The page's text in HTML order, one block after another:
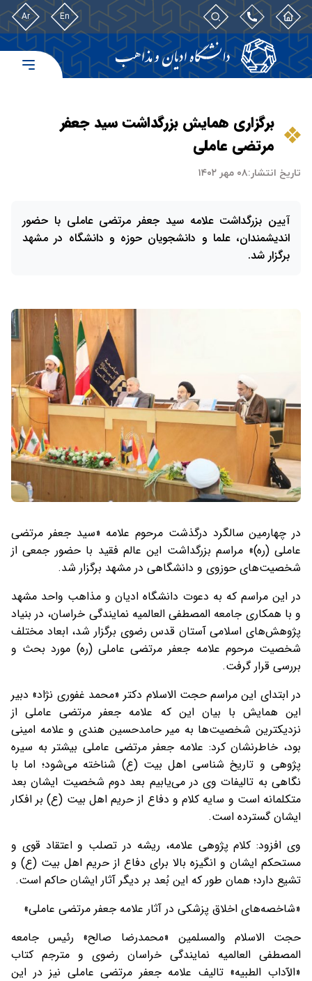
En
Ar
برگزاری همایش بزرگداشت سید جعفر
مرتضی عاملی
تاریخ انتشار:۰۸ مهر ۱۴۰۲
آیین بزرگداشت علامه سید جعفر مرتضی عاملی با حضور
اندیشمندان، علما و دانشجویان حوزه و دانشگاه در مشهد
برگزار شد.
در چهارمین سالگرد درگذشت مرحوم علامه «سید جعفر مرتضی
عاملی (ره)» مراسم بزرگداشت این عالم فقید با حضور جمعی از
شخصیت‌های حوزوی و دانشگاهی در مشهد برگزار شد.
در این مراسم که به دعوت دانشگاه ادیان و مذاهب واحد مشهد
و با همکاری جامعه المصطفی العالمیه نمایندگی خراسان، در بنیاد
پژوهش‌های اسلامی آستان قدس رضوی برگزار شد، ابعاد مختلف
شخصیت مرحوم علامه جعفر مرتضی عاملی (ره) مورد بحث و
بررسی قرار گرفت.
در ابتدای این مراسم حجت الاسلام دکتر «محمد غفوری نژاد» دبیر
این همایش با بیان این که علامه جعفر مرتضی عاملی از
نزدیکترین شخصیت‌ها به میر حامدحسین هندی و علامه امینی
بود، خاطرنشان کرد: علامه جعفر مرتضی عاملی بیشتر به سیره
پژوهی و تاریخ شناسی اهل بیت (ع) شناخته می‌شود؛ اما با
نگاهی به تالیفات وی در می‌یابیم بعد دوم شخصیت ایشان بعد
متکلمانه است و سایه کلام و دفاع از حریم اهل بیت (ع) بر افکار
ایشان گسترده است.
وی افزود: کلام پژوهی علامه، ریشه در تصلب و اعتقاد قوی و
مستحکم ایشان و انگیزه بالا برای دفاع از حریم اهل بیت (ع) و
تشیع دارد؛ همان طور که این بُعد بر دیگر آثار ایشان حاکم است.
«شاخصه‌های اخلاق پزشکی در آثار علامه جعفر مرتضی عاملی»
حجت الاسلام والمسلمین «محمدرضا صالح» رئیس جامعه
المصطفی العالمیه نمایندگی خراسان رضوی و مترجم کتاب
«الآداب الطبیه» تالیف علامه جعفر مرتضی عاملی نیز در این